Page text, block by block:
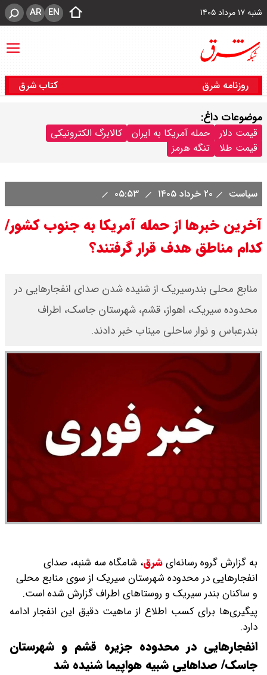
شنبه ۱۷ مرداد ۱۴۰۵ EN
AR
روزنامه شرق کتاب شرق
موضوعات داغ:
قیمت دلار حمله آمریکا به ایران
کالابرگ الکترونیکی
قیمت طلا
تنگه هرمز
سیاست ۲۰ خرداد ۱۴۰۵
آخرین خبرها از حمله آمریکا به جنوب کشور/
کدام مناطق هدف قرار گرفتند؟
​منابع محلی بندرسیریک از شنیده شدن صدای انفجارهایی در
محدوده سیریک، اهواز، قشم، شهرستان جاسک، اطراف
بندرعباس و نوار ساحلی میناب خبر دادند.
به گزارش گروه رسانه‌ایشرق، شامگاه سه شنبه، صدای
انفجارهایی در محدوده شهرستان سیریک از سوی منابع محلی
و ساکنان بندر سیریک و روستاهای اطراف گزارش شده است.
پیگیری‌ها برای کسب اطلاع از ماهیت دقیق این انفجار ادامه
دارد.
انفجارهایی در محدوده جزیره قشم و شهرستان
جاسک/ صداهایی شبیه هواپیما شنیده شد